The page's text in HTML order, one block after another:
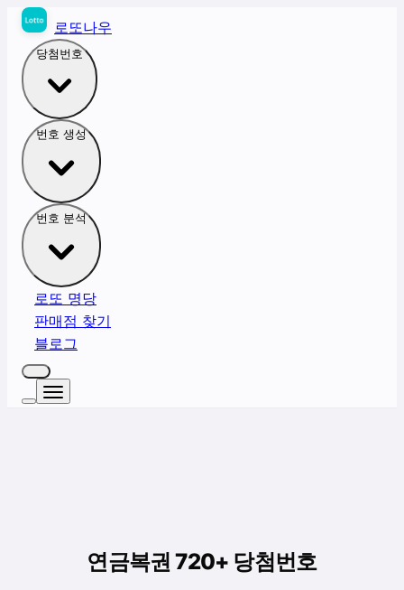
로또나우
당첨번호
번호 생성
번호 분석
로또 명당
판매점 찾기
블로그
연금복권 720+ 당첨번호